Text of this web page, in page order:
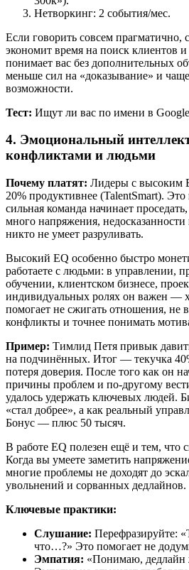
Нетворкинг: 2 события/мес.
Если говорить совсем прагматично,
экономит время на поиск клиентов
понимает вас без дополнительных
меньше сил на «доказывание» и
возможности.
Тест: Ищут ли вас по имени в
4. Эмоциональный
конфликтами и людьми
Почему платят: Лидеры с высоким
20% продуктивнее (TalentSmart).
сильная команда начинает
много напряжения,
никто не умеет разруливать.
Высокий EQ особенно быстро
работаете с людьми: в управлении,
обучении, клиентском бизнесе,
индивидуальных ролях он важен —
помогает не сжигать отношения, не
конфликты и точнее понимать
Пример: Тимлид Петя привык
на подчинённых. Итог — текучка
потеря доверия. После того как он
причины проблем и по-другому
удалось удержать ключевых людей.
«стал добрее», а как реальный
Бонус — плюс 50 тысяч.
В работе EQ полезен ещё и тем, что
Когда вы умеете заметить
многие проблемы не доходят до
увольнений и сорванных дедлайнов.
Ключевые практики:
Слушание: Перефразируйте:
что…?» Это помогает не
Эмпатия: «Понимаю, дедлайн